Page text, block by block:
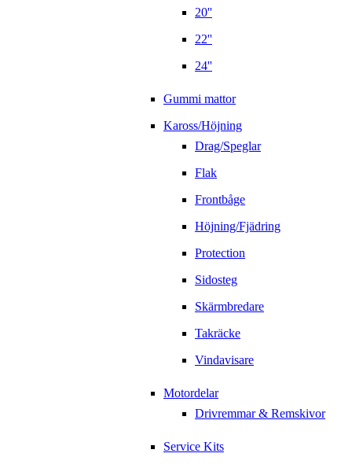
20''
22''
24''
Gummi mattor
Kaross/Höjning
Drag/Speglar
Flak
Frontbåge
Höjning/Fjädring
Protection
Sidosteg
Skärmbredare
Takräcke
Vindavisare
Motordelar
Drivremmar & Remskivor
Service Kits